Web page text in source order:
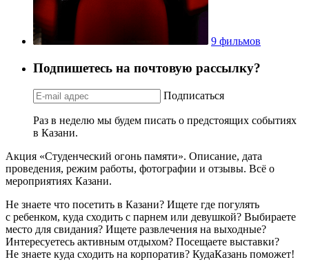
9 фильмов
Подпишетесь на почтовую рассылку?
Подписаться
Раз в неделю мы будем писать о предстоящих событиях
в Казани.
Акция «Студенческий огонь памяти». Описание, дата
проведения, режим работы, фотографии и отзывы. Всё о
мероприятиях Казани.
Не знаете что посетить в Казани? Ищете где погулять
с ребенком, куда сходить с парнем или девушкой? Выбираете
место для свидания? Ищете развлечения на выходные?
Интересуетесь активным отдыхом? Посещаете выставки?
Не знаете куда сходить на корпоратив? КудаКазань поможет!